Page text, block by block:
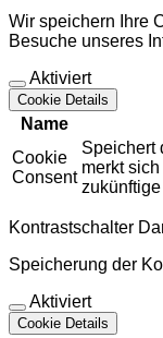
Wir speichern Ihre
Besuche unseres
Aktiviert
Cookie Details
Name
Cookie
Consent
Speichert
merkt
Kontrastschalter
Speicherung der
Aktiviert
Cookie Details